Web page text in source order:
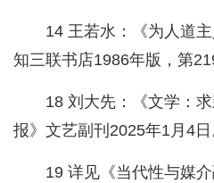
14 王若水：《为人道
知三联书店1986年版，第
18 刘大先：《文学：
报》文艺副刊2025年1月4日
19 详见《当代性与媒